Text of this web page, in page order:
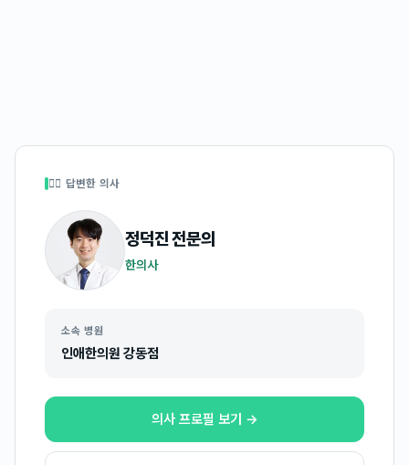
👩‍⚕️ 답변한 의사
정덕진전문의
한의사
소속 병원
인애한의원 강동점
의사 프로필 보기 →